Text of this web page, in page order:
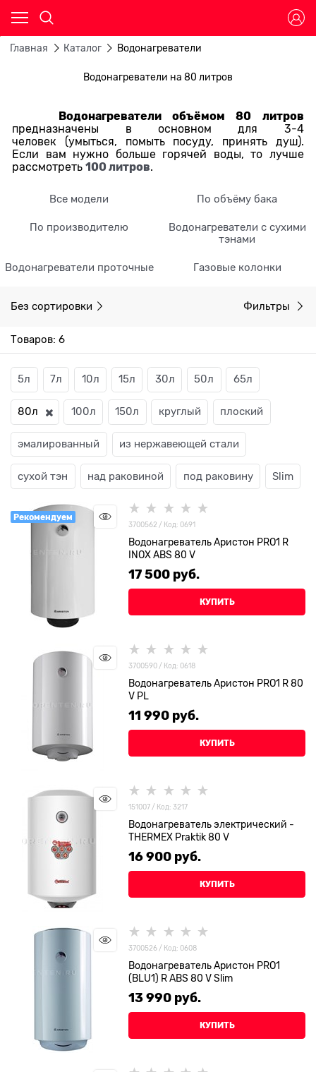
Главная Каталог Водонагреватели
Водонагреватели на 80 литров
Водонагреватели объёмом 80 литров
предназначены в основном для 3-4
человек (умыться, помыть посуду, принять душ).
Если вам нужно больше горячей воды, то лучше
рассмотреть100 литров.
Все модели По объёму бака
По производителю
Водонагреватели с сухими
тэнами
Водонагреватели проточные Газовые колонки
Без сортировки Фильтры
Товаров: 6
5л 7л 10л 15л 30л 50л 65л
80л 100л 150л круглый плоский
эмалированный из нержавеющей стали
сухой тэн над раковиной под раковину Slim
Рекомендуем
3700562 / Код: 0691
Водонагреватель Аристон PRO1 R
INOX ABS 80 V
17 500 руб.
КУПИТЬ
3700590 / Код: 0618
Водонагреватель Аристон PRO1 R 80
V PL
11 990 руб.
КУПИТЬ
151007 / Код: 3217
Водонагреватель электрический -
THERMEX Praktik 80 V
16 900 руб.
КУПИТЬ
3700526 / Код: 0608
Водонагреватель Аристон PRO1
(BLU1) R ABS 80 V Slim
13 990 руб.
КУПИТЬ